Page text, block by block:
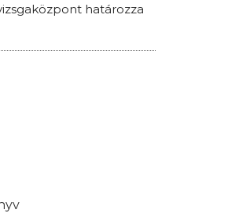
határozza